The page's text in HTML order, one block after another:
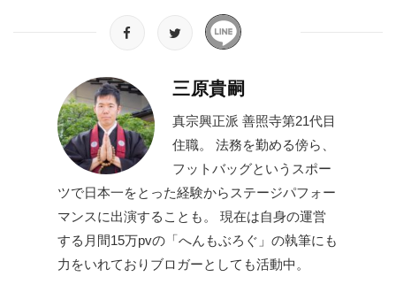
三原貴嗣
真宗興正派 善照寺第21代目
住職。 法務を勤める傍ら、
フットバッグというスポー
ツで日本一をとった経験からステージパフォー
マンスに出演することも。 現在は自身の運営
する月間15万pvの「へんもぶろぐ」の執筆にも
力をいれておりブロガーとしても活動中。